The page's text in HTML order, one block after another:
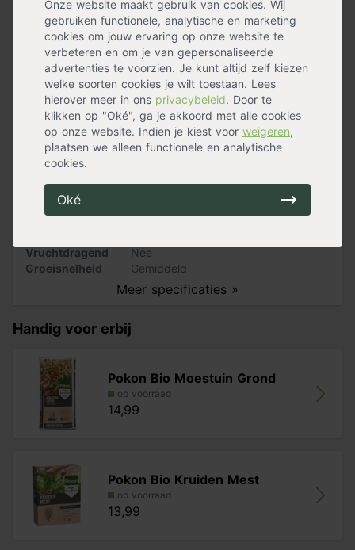
Onze website maakt gebruik van cookies. Wij
gebruiken functionele, analytische en marketing
cookies om jouw ervaring op onze website te
verbeteren en om je van gepersonaliseerde
advertenties te voorzien. Je kunt altijd zelf kiezen
welke soorten cookies je wilt toestaan. Lees
hierover meer in ons privacybeleid. Door te
klikken op "Oké", ga je akkoord met alle cookies
op onze website. Indien je kiest voor weigeren,
plaatsen we alleen functionele en analytische
cookies.
Oké
Zo verzorg je de oregano
Oregano staat graag in de zon op droge, kalkhoudende
grond. Het is een vaste,winterharde kruidenplant
wel haar blad verliest in de winter. Knip de oregano
helemaal terug in het voorjaar, dan loopt de plant
opnieuw uit. Wist je dat vogels dol zijn op de zaden van
de oregano? Hang of leg uitgebloeide, verdroogde
bloemstengels met zaadknoppen eraan daarom daar
neer waar de vogels in je tuin vaak komen.
Buiten
In plantenbakken ,
Solitair
(blikvanger)
Hoogte
10 - 20 cm
Bladkleur
Groen
Blad winter
Bladverliezend
Winterhard
Bloeiperiode
Zomerbloeier,Najaarsbloeier
Eenvoudig
Wintergroen
Nee
Standplaats
Bloemkleur
Bloemen
Vruchtdragend
Nee
Groeisnelheid
Gemiddeld
Nee
Meer specificaties »
Handig voor erbij
Pokon Bio Moestuin Grond
op voorraad
14,99
Pokon Bio Kruiden Mest
op voorraad
13,99